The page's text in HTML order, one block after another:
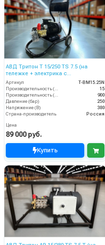
АВД Тритон Т 15/250 TS 7.5 (на
тележке + электрика с
теплозащитой)
Артикул
Т-BM15.25N
Производительность (л/мин)
15
Производительность (л/ч)
900
Давление (бар)
250
Напряжение (В)
380
Страна-производитель
Россия
Цена
89 000 руб.
Купить